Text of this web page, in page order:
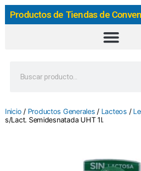
Productos de Tiendas de
Inicio / Productos Generales / Lacteos /
s/Lact. Semidesnatada UHT 1l.